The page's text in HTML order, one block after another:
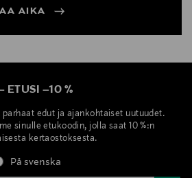
AIKA
ETUSI –10 %
edut ja ajankohtaiset uutuudet.
sinulle etukoodin, jolla saat 10 %:n
kertaostoksesta.
På svenska